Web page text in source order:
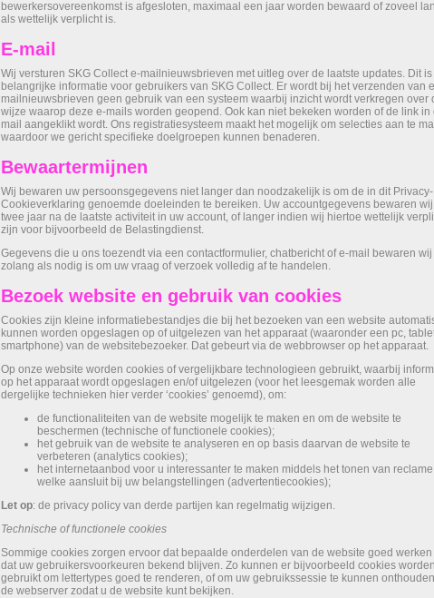
bewerkersovereenkomst is afgesloten, maximaal een jaar worden bewaard of zoveel
als wettelijk verplicht is.
E-mail
Wij versturen SKG Collect e-mailnieuwsbrieven met uitleg over de laatste updates. Dit is
belangrijke informatie voor gebruikers van SKG Collect. Er wordt bij het verzenden van
mailnieuwsbrieven geen gebruik van een systeem waarbij inzicht wordt verkregen over
wijze waarop deze e-mails worden geopend. Ook kan niet bekeken worden of de link in
mail aangeklikt wordt. Ons registratiesysteem maakt het mogelijk om selecties aan te
waardoor we gericht specifieke doelgroepen kunnen benaderen.
Bewaartermijnen
Wij bewaren uw persoonsgegevens niet langer dan noodzakelijk is om de in dit
Cookieverklaring genoemde doeleinden te bereiken. Uw accountgegevens bewaren
twee jaar na de laatste activiteit in uw account, of langer indien wij hiertoe wettelijk
zijn voor bijvoorbeeld de Belastingdienst.
Gegevens die u ons toezendt via een contactformulier, chatbericht of e-mail bewaren wij
zolang als nodig is om uw vraag of verzoek volledig af te handelen.
Bezoek website en gebruik van cookies
Cookies zijn kleine informatiebestandjes die bij het bezoeken van een website
kunnen worden opgeslagen op of uitgelezen van het apparaat (waaronder een pc,
smartphone) van de websitebezoeker. Dat gebeurt via de webbrowser op het apparaat.
Op onze website worden cookies of vergelijkbare technologieen gebruikt, waarbij
op het apparaat wordt opgeslagen en/of uitgelezen (voor het leesgemak worden alle
dergelijke technieken hier verder ‘cookies’ genoemd), om:
de functionaliteiten van de website mogelijk te maken en om de website te
beschermen (technische of functionele cookies);
het gebruik van de website te analyseren en op basis daarvan de website te
verbeteren (analytics cookies);
het internetaanbod voor u interessanter te maken middels het tonen van reclame
welke aansluit bij uw belangstellingen (advertentiecookies);
Let op: de privacy policy van derde partijen kan regelmatig wijzigen.
Technische of functionele cookies
Sommige cookies zorgen ervoor dat bepaalde onderdelen van de website goed werken
dat uw gebruikersvoorkeuren bekend blijven. Zo kunnen er bijvoorbeeld cookies worden
gebruikt om lettertypes goed te renderen, of om uw gebruikssessie te kunnen
de webserver zodat u de website kunt bekijken.